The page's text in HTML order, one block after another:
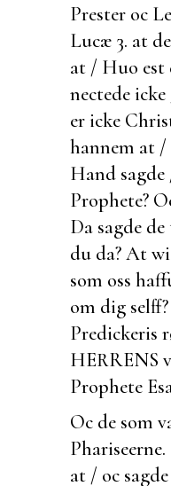
Prester oc
Lucæ 3. at
at / Huo est
nectede
er icke
hannem at /
Hand sagde
Prophete?
Da sagde
du da? At
som oss
om dig
Predickeris
HERRENS
Prophete
Oc de som
at / oc